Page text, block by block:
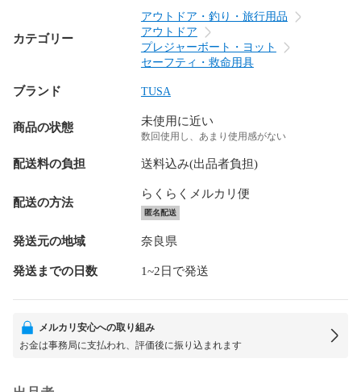
カテゴリー
アウトドア・釣り・旅行用品
アウトドア
プレジャーボート・ヨット
セーフティ・救命用具
ブランド TUSA
商品の状態 未使用に近い
数回使用し、あまり使用感がない
配送料の負担 送料込み(出品者負担)
配送の方法
らくらくメルカリ便
匿名配送
発送元の地域 奈良県
発送までの日数 1~2日で発送
メルカリ安心への取り組み
お金は事務局に支払われ、評価後に振り込まれます